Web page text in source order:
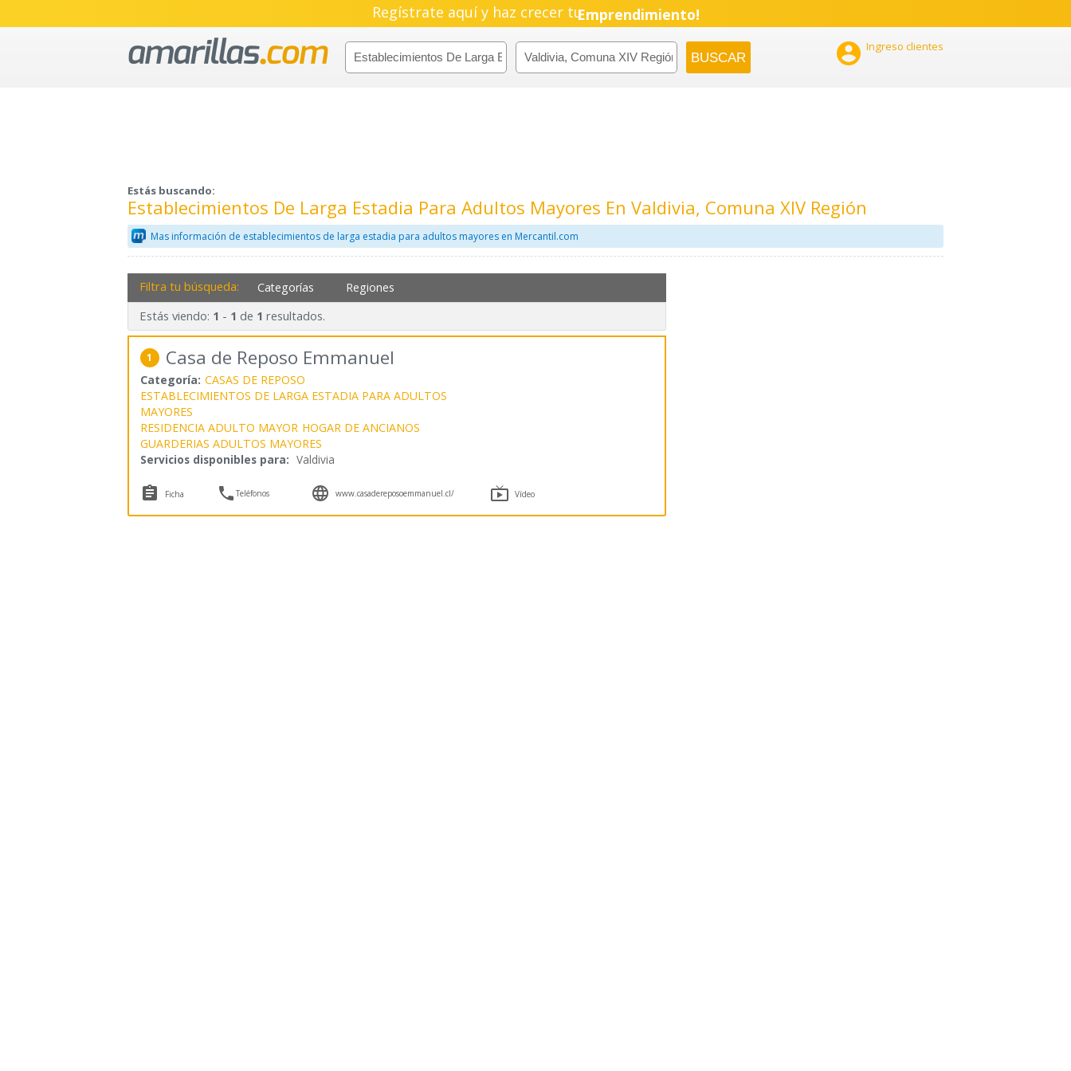
Regístrate aquí y haz crecer tuEmprendimiento!
 Ingreso clientes
Estás buscando:
Establecimientos De Larga Estadia Para Adultos Mayores En Valdivia, Comuna XIV Región
Mas información de establecimientos de larga estadia para adultos mayores en Mercantil.com
Filtra tu búsqueda: Categorías Regiones
Estás viendo: 1 - 1 de 1 resultados.
1 Casa de Reposo Emmanuel
Categoría: CASAS DE REPOSO
ESTABLECIMIENTOS DE LARGA ESTADIA PARA ADULTOS
MAYORES
RESIDENCIA ADULTO MAYOR HOGAR DE ANCIANOS
GUARDERIAS ADULTOS MAYORES
Servicios disponibles para: Valdivia
 Ficha Teléfonos  www.casadereposoemmanuel.cl/  Vídeo